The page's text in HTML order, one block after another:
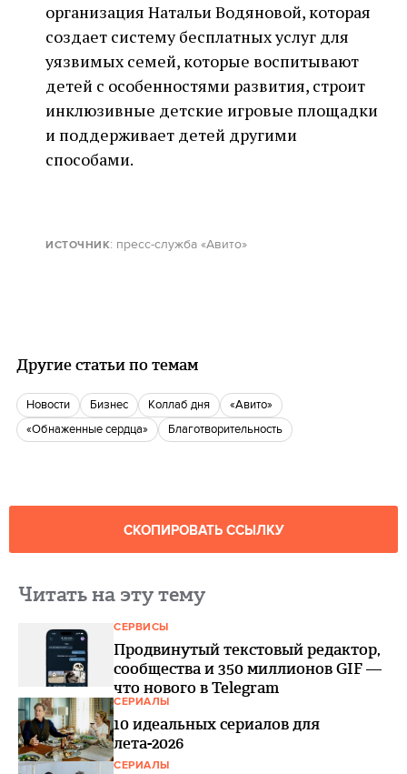
организация Натальи Водяновой, которая
создает систему бесплатных услуг для
уязвимых семей, которые воспитывают
детей с особенностями развития, строит
инклюзивные детские игровые площадки
и поддерживает детей другими
способами.
ИСТОЧНИК: пресс-служба «Авито»
Другие статьи по темам
новости бизнес Коллаб дня
«Авито»
«Обнаженные сердца»
Благотворительность
СКОПИРОВАТЬ ССЫЛКУ
Читать на эту тему
СЕРВИСЫ
Продвинутый текстовый редактор,
сообщества и 350 миллионов GIF —
что нового в Telegram
СЕРИАЛЫ
10 идеальных сериалов для
лета-2026
СЕРИАЛЫ